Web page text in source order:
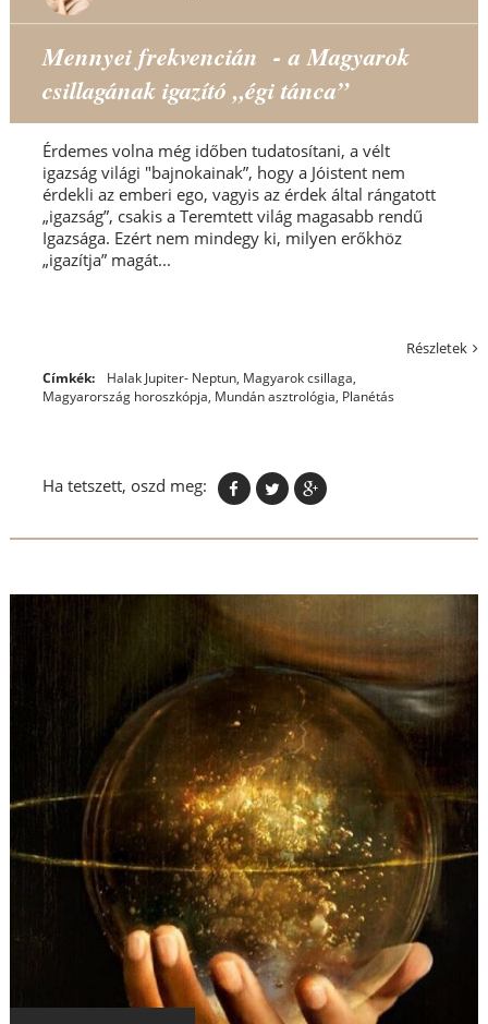
Mennyei frekvencián - a Magyarok
csillagának igazító „égi tánca”
Érdemes volna még időben tudatosítani, a vélt
igazság világi "bajnokainak”, hogy a Jóistent nem
érdekli az emberi ego, vagyis az érdek által rángatott
„igazság”, csakis a Teremtett világ magasabb rendű
Igazsága. Ezért nem mindegy ki, milyen erőkhöz
„igazítja” magát...
Részletek
Címkék: Halak Jupiter- Neptun, Magyarok csillaga,
Magyarország horoszkópja, Mundán asztrológia, Planétás
Ha tetszett, oszd meg: